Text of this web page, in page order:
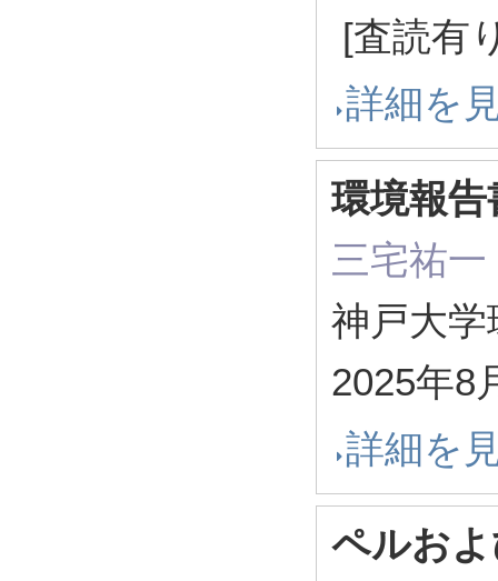
[査読有
詳細を
環境報
三宅祐一
神戸大
2025年8
詳細を
ペルお